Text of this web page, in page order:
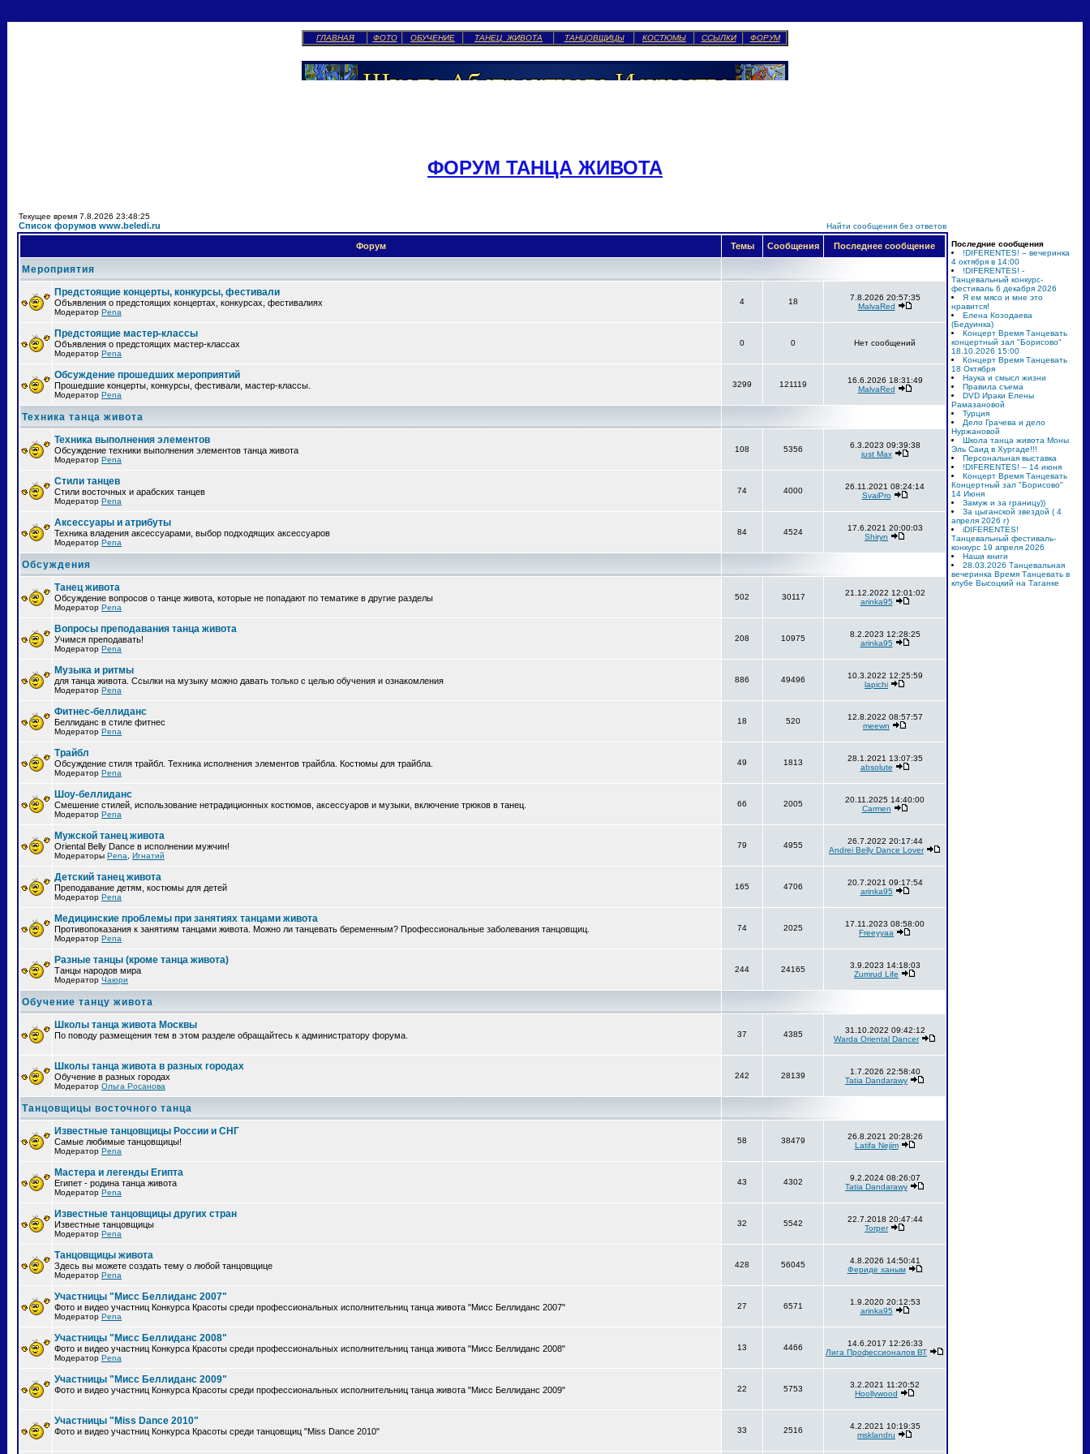
ГЛАВНАЯ ФОТО ОБУЧЕНИЕ ТАНЕЦ ЖИВОТА ТАНЦОВЩИЦЫ КОСТЮМЫ ССЫЛКИ ФОРУМ
ФОРУМ ТАНЦА ЖИВОТА
Текущее время 7.8.2026 23:48:25
Список форумов www.beledi.ru Найти сообщения без ответов
Форум Темы Сообщения Последнее сообщение
Мероприятия
Предстоящие концерты, конкурсы, фестивали
Объявления о предстоящих концертах, конкурсах, фестивалиях
Модератор Pena
4 18
7.8.2026 20:57:35
MalvaRed
Предстоящие мастер-классы
Объявления о предстоящих мастер-классах
Модератор Pena
0 0 Нет сообщений
Обсуждение прошедших мероприятий
Прошедшие концерты, конкурсы, фестивали, мастер-классы.
Модератор Pena
3299 121119
16.6.2026 18:31:49
MalvaRed
Техника танца живота
Техника выполнения элементов
Обсуждение техники выполнения элементов танца живота
Модератор Pena
108 5356
6.3.2023 09:39:38
just Max
Стили танцев
Стили восточных и арабских танцев
Модератор Pena
74 4000
26.11.2021 08:24:14
SvaiPro
Аксессуары и атрибуты
Техника владения аксессуарами, выбор подходящих аксессуаров
Модератор Pena
84 4524
17.6.2021 20:00:03
Shiryn
Обсуждения
Танец живота
Обсуждение вопросов о танце живота, которые не попадают по тематике в другие разделы
Модератор Pena
502 30117
21.12.2022 12:01:02
arinka95
Вопросы преподавания танца живота
Учимся преподавать!
Модератор Pena
208 10975
8.2.2023 12:28:25
arinka95
Музыка и ритмы
для танца живота. Ссылки на музыку можно давать только с целью обучения и ознакомления
Модератор Pena
886 49496
10.3.2022 12:25:59
lapichi
Фитнес-беллиданс
Беллиданс в стиле фитнес
Модератор Pena
18 520
12.8.2022 08:57:57
meewn
Трайбл
Обсуждение стиля трайбл. Техника исполнения элементов трайбла. Костюмы для трайбла.
Модератор Pena
49 1813
28.1.2021 13:07:35
absolute
Шоу-беллиданс
Смешение стилей, использование нетрадиционных костюмов, аксессуаров и музыки, включение трюков в танец.
Модератор Pena
66 2005
20.11.2025 14:40:00
Carmen
Мужской танец живота
Oriental Belly Dance в исполнении мужчин!
Модераторы Pena Игнатий
79 4955
26.7.2022 20:17:44
Andrei Belly Dance Lover
Детский танец живота
Преподавание детям, костюмы для детей
Модератор Pena
165 4706
20.7.2021 09:17:54
arinka95
Медицинские проблемы при занятиях танцами живота
Противопоказания к занятиям танцами живота. Можно ли танцевать беременным? Профессиональные заболевания танцовщиц.
Модератор Pena
74 2025
17.11.2023 08:58:00
Freeyyaa
Разные танцы (кроме танца живота)
Танцы народов мира
Модератор Чаюри
244 24165
3.9.2023 14:18:03
Zumrud Life
Обучение танцу живота
Школы танца живота Москвы
По поводу размещения тем в этом разделе обращайтесь к администратору форума. 37 4385
31.10.2022 09:42:12
Warda Oriental Dancer
Школы танца живота в разных городах
Обучение в разных городах
Модератор Ольга Росанова
242 28139
1.7.2026 22:58:40
Tatia Dandarawy
Танцовщицы восточного танца
Известные танцовщицы России и СНГ
Самые любимые танцовщицы!
Модератор Pena
58 38479
26.8.2021 20:28:26
Latifa Nejim
Мастера и легенды Египта
Египет - родина танца живота
Модератор Pena
43 4302
9.2.2024 08:26:07
Tatia Dandarawy
Известные танцовщицы других стран
Известные танцовщицы
Модератор Pena
32 5542
22.7.2018 20:47:44
Torper
Танцовщицы живота
Здесь вы можете создать тему о любой танцовщице
Модератор Pena
428 56045
4.8.2026 14:50:41
Фериде ханым
Участницы "Мисс Беллиданс 2007"
Фото и видео участниц Конкурса Красоты среди профессиональных исполнительниц танца живота "Мисс Беллиданс 2007"
Модератор Pena
27 6571
1.9.2020 20:12:53
arinka95
Участницы "Мисс Беллиданс 2008"
Фото и видео участниц Конкурса Красоты среди профессиональных исполнительниц танца живота "Мисс Беллиданс 2008"
Модератор Pena
13 4466
14.6.2017 12:26:33
Лига Профессионалов ВТ
Участницы "Мисс Беллиданс 2009"
Фото и видео участниц Конкурса Красоты среди профессиональных исполнительниц танца живота "Мисс Беллиданс 2009" 22 5753
3.2.2021 11:20:52
Hoollywood
Участницы "Miss Dance 2010"
Фото и видео участниц Конкурса Красоты среди танцовщиц "Miss Dance 2010" 33 2516
4.2.2021 10:19:35
msklandru
Последние сообщения
!DIFERENTES! – вечеринка
4 октября в 14:00
!DIFERENTES! -
Танцевальный конкурс-
фестиваль 6 декабря 2026
Я ем мясо и мне это
нравится!
Елена Козодаева
(Бедуинка)
Концерт Время Танцевать
концертный зал "Борисово"
18.10.2026 15:00
Концерт Время Танцевать
18 Октября
Наука и смысл жизни
Правила съема
DVD Ираки Елены
Рамазановой
Турция
Дело Грачева и дело
Нуржановой
Школа танца живота Моны
Эль Саид в Хургаде!!!
Персональная выставка
!DIFERENTES! – 14 июня
Концерт Время Танцевать
Концертный зал "Борисово"
14 Июня
Замуж и за границу))
За цыганской звездой ( 4
апреля 2026 г)
iDIFERENTES!
Танцевальный фестиваль-
конкурс 19 апреля 2026
Наши книги
28.03.2026 Танцевальная
вечеринка Время Танцевать в
клубе Высоцкий на Таганке